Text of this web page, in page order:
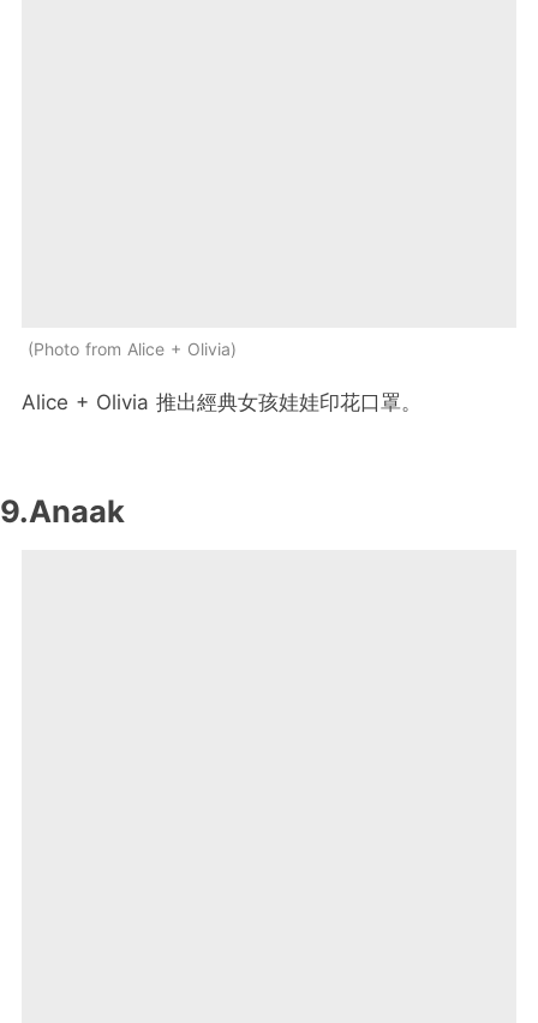
Photo from Alice + Olivia
Alice + Olivia 推出經典女孩娃娃印花口罩。
9.Anaak